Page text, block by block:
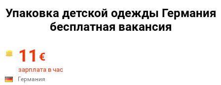
Упаковка детской одежды Германия
бесплатная вакансия
11 €
зарплата в час
Германия